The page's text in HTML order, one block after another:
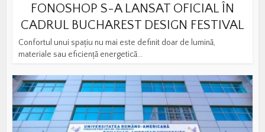
FONOSHOP S-A LANSAT OFICIAL ÎN
CADRUL BUCHAREST DESIGN FESTIVAL
Confortul unui spațiu nu mai este definit doar de lumină,
materiale sau eficiență energetică...